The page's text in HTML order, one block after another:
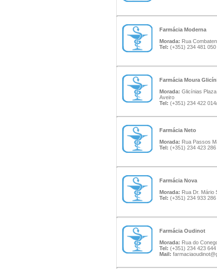
Farmácia Moderna
Morada: Rua
Tel: (+351) 234 481 050
Farmácia Moura
Morada: Glicínias
Aveiro
Tel: (+351) 234 422
Farmácia Neto
Morada: Rua Passos
Tel: (+351) 234 423
Farmácia Nova
Morada: Rua Dr. Mário
Tel: (+351) 234 933 286
Farmácia Oudinot
Morada: Rua do
Tel: (+351) 234 423
Mail: